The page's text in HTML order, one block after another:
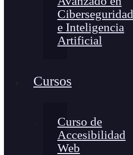
Ciberseguridad
e Inteligencia
Artificial
Cursos
Curso de
Accesibilidad
Web